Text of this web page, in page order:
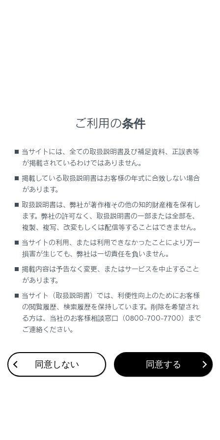
磁石式の初心運転者標識や高齢運転者標識などを樹脂バ
ンパーやアルミボデー部に取り付けることはできませ
合わせて見られているページ
保証および点検について
車両データの記録
RF送信機の取り付けに関する注意
ご利用の条件
当サイトには、全ての取扱説明書及び補足資料、正誤表等
が掲載されているわけではありません。
掲載している取扱説明書はお客様の年式に合致しない場合
があります。
取扱説明書は、弊社が著作権その他の知的財産権を保有し
ます。弊社の許可なく、取扱説明書の一部または全部を、
複製、複写、改変もしくは配信等することはできません。
当サイトの利用、または利用できなかったことにより万一
損害が生じても、弊社は一切責任を負いません。
掲載内容は予告なく変更、またはサービスを中止すること
があります。
当サイト（取扱説明書）では、利便性向上のためにお客様
の閲覧履歴、検索履歴を保持しています。削除を希望され
る方は、当社のお客様相談窓口（0800-700-7700）まで
ご連絡ください。
同意しない 同意する